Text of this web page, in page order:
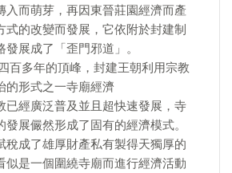
入而萌芽，再因東晉莊園經濟而產
式的改變而發展，它依附於封建制
展成了「歪門邪道」。
百多年的頂峰，封建王朝利用宗教
的形式之一寺廟經濟
已經廣泛普及並且超快速發展，寺
發展儼然形成了固有的經濟模式。
稅成了雄厚財產私有製得天獨厚的
似是一個圍繞寺廟而進行經濟活動